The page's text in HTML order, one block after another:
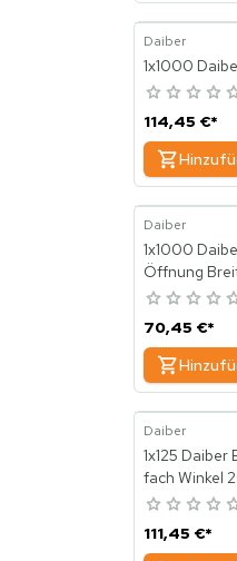
Daiber
1x1000
114,45 €*
Daiber
1x1000
Öffnung
70,45 €*
Daiber
1x125
fach Winkel
111,45 €*